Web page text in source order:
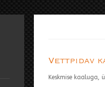
Vettpidav
Keskmise kaaluga,